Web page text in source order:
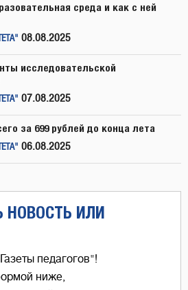
среда и как с ней
08.08.2025
исследовательской
07.08.2025
за 699 рублей до конца лета
06.08.2025
ИЛИ
педагогов"!
ниже,